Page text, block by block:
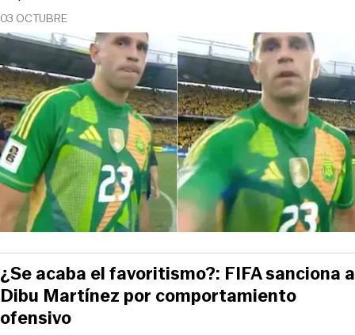
03 OCTUBRE
¿Se acaba el favoritismo?: FIFA sanciona a
Dibu Martínez por comportamiento
ofensivo